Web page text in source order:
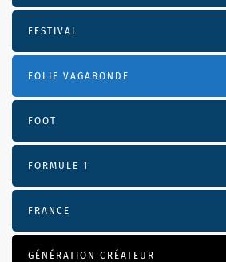
FESTIVAL
FOLIE VAGABONDE
FOOT
FORMULE 1
FRANCE
GÉNÉRATION CRÉATEUR